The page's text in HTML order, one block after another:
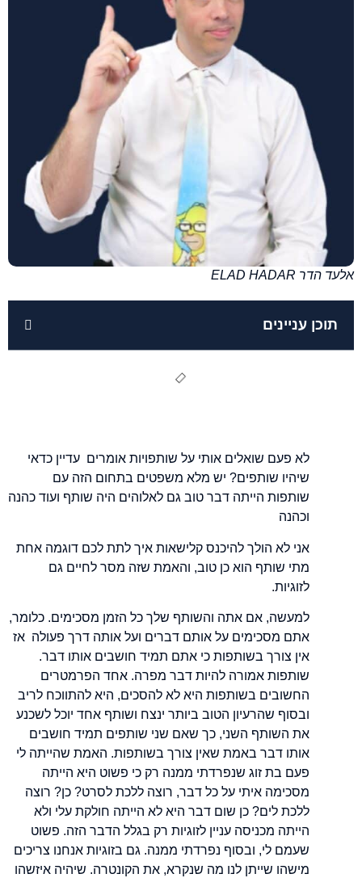
אלעד הדר ELAD HADAR
תוכן עניינים
לא פעם שואלים אותי על שותפויות אומרים עדיין כדאי
שיהיו שותפים? יש מלא משפטים בתחום הזה עם
שותפות הייתה דבר טוב גם לאלוהים היה שותף ועוד כהנה
וכהנה
אני לא הולך להיכנס קלישאות איך לתת לכם דוגמה אחת
מתי שותף הוא כן טוב, והאמת שזה מסר לחיים גם
לזוגיות.
למעשה, אם אתה והשותף שלך כל הזמן מסכימים. כלומר,
אתם מסכימים על אותם דברים ועל אותה דרך פעולה אז
אין צורך בשותפות כי אתם תמיד חושבים אותו דבר.
שותפות אמורה להיות דבר מפרה. אחד הפרמטרים
החשובים בשותפות היא לא להסכים, היא להתווכח לריב
ובסוף שהרעיון הטוב ביותר ינצח ושותף אחד יוכל לשכנע
את השותף השני, כך שאם שני שותפים תמיד חושבים
אותו דבר באמת שאין צורך בשותפות. האמת שהייתה לי
פעם בת זוג שנפרדתי ממנה רק כי פשוט היא הייתה
מסכימה איתי על כל דבר, רוצה ללכת לסרט? כן? רוצה
ללכת לים? כן שום דבר היא לא הייתה חולקת עלי ולא
הייתה מכניסה עניין לזוגיות רק בגלל הדבר הזה. פשוט
שעמם לי, ובסוף נפרדתי ממנה. גם בזוגיות אנחנו צריכים
מישהו שייתן לנו מה שנקרא, את הקונטרה. שיהיה איזשהו